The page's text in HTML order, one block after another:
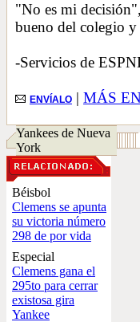
"No es mi
bueno del colegio y
-Servicios de
ENVÍALO | MÁS
Yankees de Nueva
York
Béisbol
Clemens se apunta
su victoria número
298 de por vida
Especial
Clemens gana el
295to para cerrar
existosa gira
Yankee